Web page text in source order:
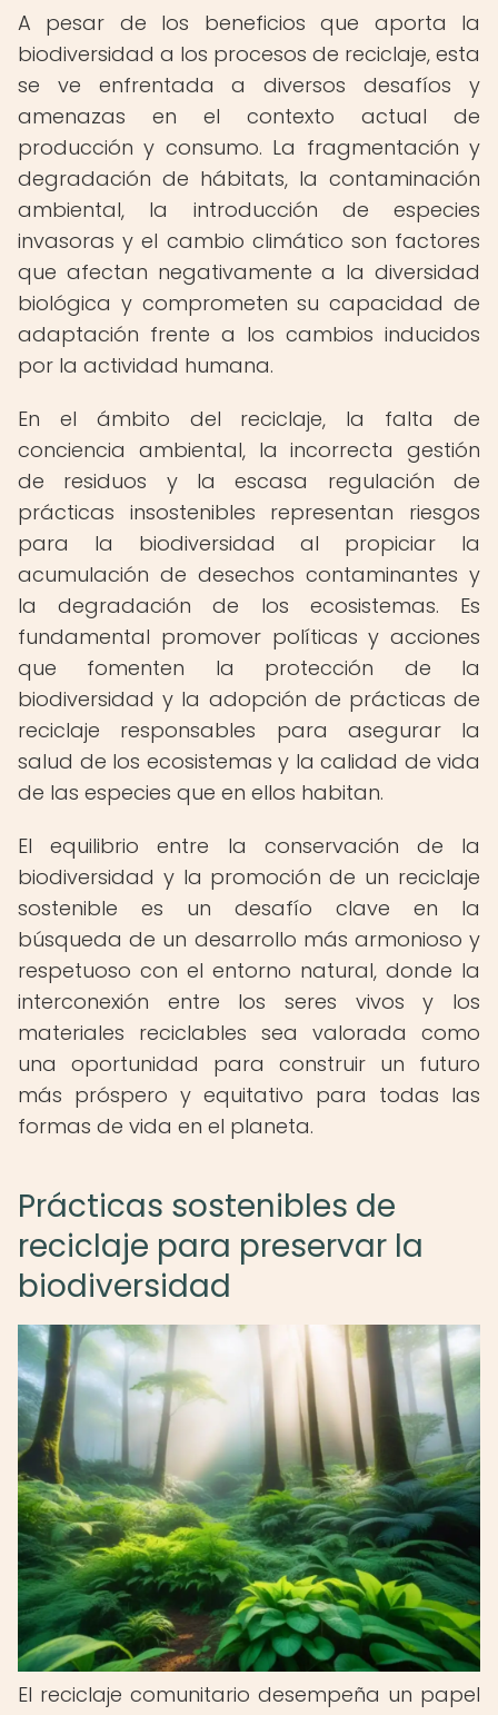
A pesar de los beneficios que aporta la
biodiversidad a los procesos de reciclaje, esta
se ve enfrentada a diversos desafíos y
amenazas en el contexto actual de
producción y consumo. La fragmentación y
degradación de hábitats, la contaminación
ambiental, la introducción de especies
invasoras y el cambio climático son factores
que afectan negativamente a la diversidad
biológica y comprometen su capacidad de
adaptación frente a los cambios inducidos
por la actividad humana.
En el ámbito del reciclaje, la falta de
conciencia ambiental, la incorrecta gestión
de residuos y la escasa regulación de
prácticas insostenibles representan riesgos
para la biodiversidad al propiciar la
acumulación de desechos contaminantes y
la degradación de los ecosistemas. Es
fundamental promover políticas y acciones
que fomenten la protección de la
biodiversidad y la adopción de prácticas de
reciclaje responsables para asegurar la
salud de los ecosistemas y la calidad de vida
de las especies que en ellos habitan.
El equilibrio entre la conservación de la
biodiversidad y la promoción de un reciclaje
sostenible es un desafío clave en la
búsqueda de un desarrollo más armonioso y
respetuoso con el entorno natural, donde la
interconexión entre los seres vivos y los
materiales reciclables sea valorada como
una oportunidad para construir un futuro
más próspero y equitativo para todas las
formas de vida en el planeta.
Prácticas sostenibles de
reciclaje para preservar la
biodiversidad
El reciclaje comunitario desempeña un papel